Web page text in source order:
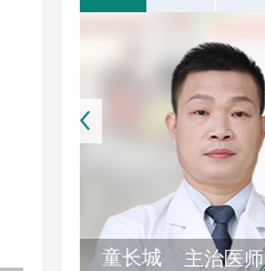
童长城 主治医师